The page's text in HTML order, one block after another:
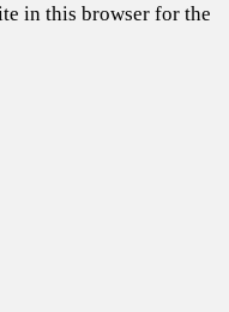
in this browser for the